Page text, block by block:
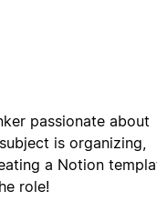
passionate about
is organizing,
a Notion
role!